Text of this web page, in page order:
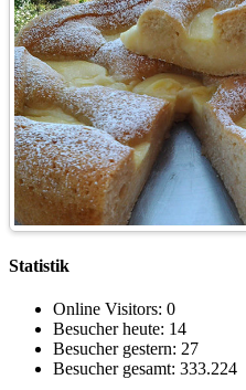
Statistik
Online Visitors: 0
Besucher heute: 14
Besucher gestern: 27
Besucher gesamt: 333.224